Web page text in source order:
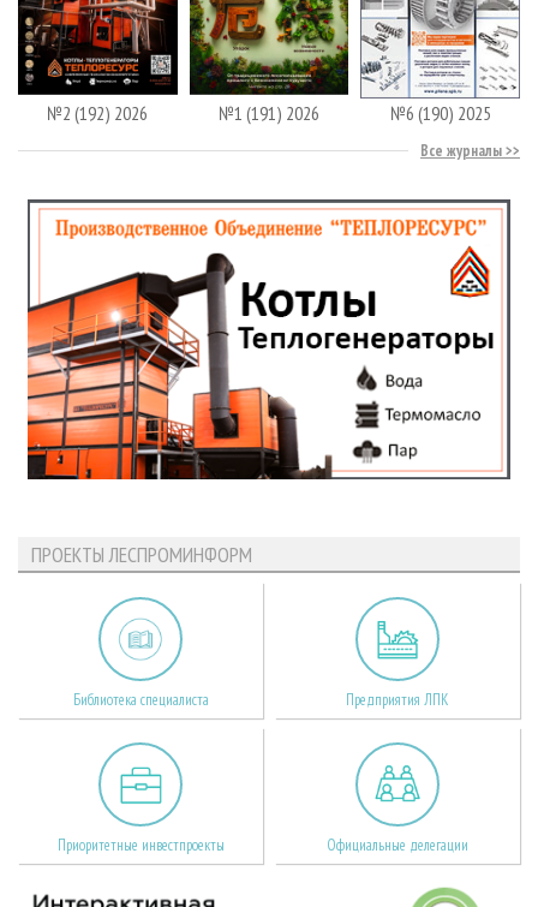
№2 (192) 2026 №1 (191) 2026 №6 (190) 2025
Все журналы
ПРОЕКТЫ ЛЕСПРОМИНФОРМ
Библиотека специалиста Предприятия ЛПК
Приоритетные инвестпроекты Официальные делегации